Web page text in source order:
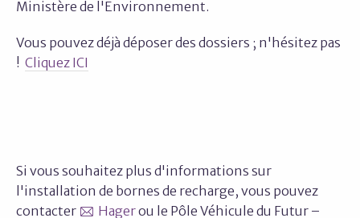
Ministère de l'Environnement.
Vous pouvez déjà déposer des dossiers ; n'hésitez pas
! Cliquez ICI
Si vous souhaitez plus d'informations sur
l'installation de bornes de recharge, vous pouvez
contacter
Hagerou le Pôle Véhicule du Futur –